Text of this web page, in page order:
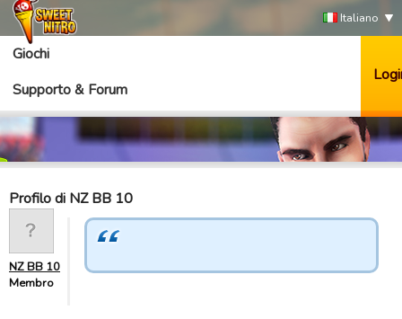
Italiano
Giochi
Supporto & Forum
Profilo di NZ BB 10
NZ BB 10
Membro